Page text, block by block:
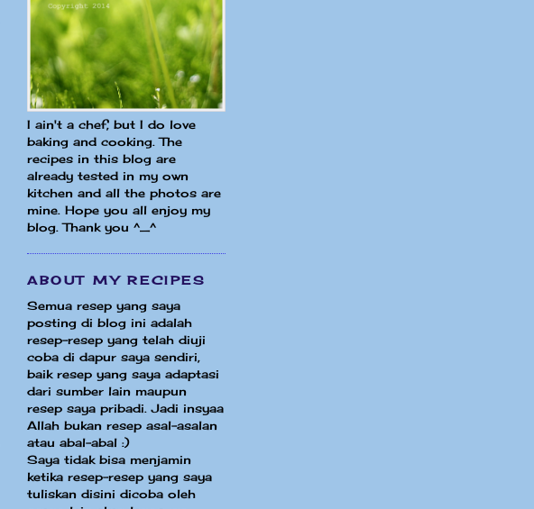
I ain't a chef, but I do love
baking and cooking. The
recipes in this blog are
already tested in my own
kitchen and all the photos are
mine. Hope you all enjoy my
blog. Thank you ^_^
ABOUT MY RECIPES
Semua resep yang saya
posting di blog ini adalah
resep-resep yang telah diuji
coba di dapur saya sendiri,
baik resep yang saya adaptasi
dari sumber lain maupun
resep saya pribadi. Jadi insyaa
Allah bukan resep asal-asalan
atau abal-abal :)
Saya tidak bisa menjamin
ketika resep-resep yang saya
tuliskan disini dicoba oleh